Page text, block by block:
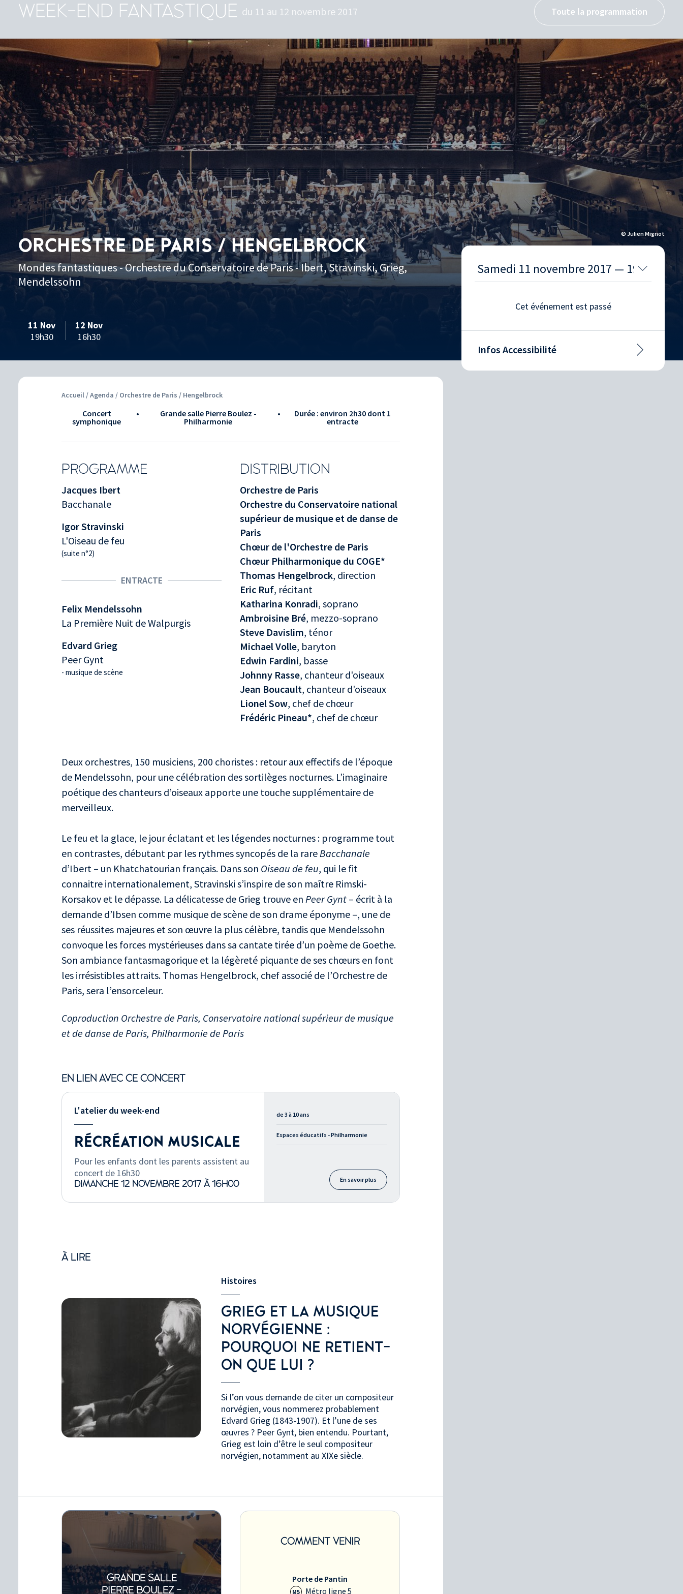
WEEK-END FANTASTIQUE du 11 au 12 novembre 2017 Toute la programmation
© Julien Mignot
ORCHESTRE DE PARIS / HENGELBROCK
Mondes fantastiques - Orchestre du Conservatoire de Paris - Ibert, Stravinski, Grieg,
Mendelssohn
11 Nov
19h30
12 Nov
16h30
Accueil /Agenda / Orchestre de Paris / Hengelbrock
Concert
symphonique
•
Grande salle Pierre Boulez -
Philharmonie
• Durée : environ 2h30 dont 1
entracte
PROGRAMME DISTRIBUTION
Jacques Ibert
Bacchanale
Igor Stravinski
L'Oiseau de feu
(suite n°2)
ENTRACTE
Felix Mendelssohn
La Première Nuit de Walpurgis
Edvard Grieg
Peer Gynt
- musique de scène
Orchestre de Paris
Orchestre du Conservatoire national
supérieur de musique et de danse de
Paris
Chœur de l'Orchestre de Paris
Chœur Philharmonique du COGE*
Thomas Hengelbrock, direction
Eric Ruf, récitant
Katharina Konradi, soprano
Ambroisine Bré, mezzo-soprano
Steve Davislim, ténor
Michael Volle, baryton
Edwin Fardini, basse
Johnny Rasse, chanteur d'oiseaux
Jean Boucault, chanteur d'oiseaux
Lionel Sow, chef de chœur
Frédéric Pineau*, chef de chœur
Deux orchestres, 150 musiciens, 200 choristes : retour aux effectifs de l’époque
de Mendelssohn, pour une célébration des sortilèges nocturnes. L’imaginaire
poétique des chanteurs d’oiseaux apporte une touche supplémentaire de
merveilleux.
Le feu et la glace, le jour éclatant et les légendes nocturnes : programme tout
en contrastes, débutant par les rythmes syncopés de la rare Bacchanale
d’Ibert – un Khatchatourian français. Dans son Oiseau de feu, qui le fit
connaitre internationalement, Stravinski s’inspire de son maître Rimski-
Korsakov et le dépasse. La délicatesse de Grieg trouve en Peer Gynt – écrit à la
demande d’Ibsen comme musique de scène de son drame éponyme –, une de
ses réussites majeures et son œuvre la plus célèbre, tandis que Mendelssohn
convoque les forces mystérieuses dans sa cantate tirée d’un poème de Goethe.
Son ambiance fantasmagorique et la légèreté piquante de ses chœurs en font
les irrésistibles attraits. Thomas Hengelbrock, chef associé de l’Orchestre de
Paris, sera l’ensorceleur.
Coproduction Orchestre de Paris, Conservatoire national supérieur de musique
et de danse de Paris, Philharmonie de Paris
EN LIEN AVEC CE CONCERT
L'atelier du week-end
RÉCRÉATION MUSICALE
Pour les enfants dont les parents assistent au
concert de 16h30
DIMANCHE 12 NOVEMBRE 2017 À 16H00
de 3 à 10 ans
Espaces éducatifs - Philharmonie
En savoir plus
À LIRE
Histoires
GRIEG ET LA MUSIQUE
NORVÉGIENNE :
POURQUOI NE RETIENT-
ON QUE LUI ?
Si l’on vous demande de citer un compositeur
norvégien, vous nommerez probablement
Edvard Grieg (1843-1907). Et l’une de ses
œuvres ? Peer Gynt, bien entendu. Pourtant,
Grieg est loin d’être le seul compositeur
norvégien, notamment au XIXe siècle.
GRANDE SALLE
PIERRE BOULEZ -
COMMENT VENIR
Porte de Pantin
M5 Métro ligne 5
Cet événement est passé
Infos Accessibilité